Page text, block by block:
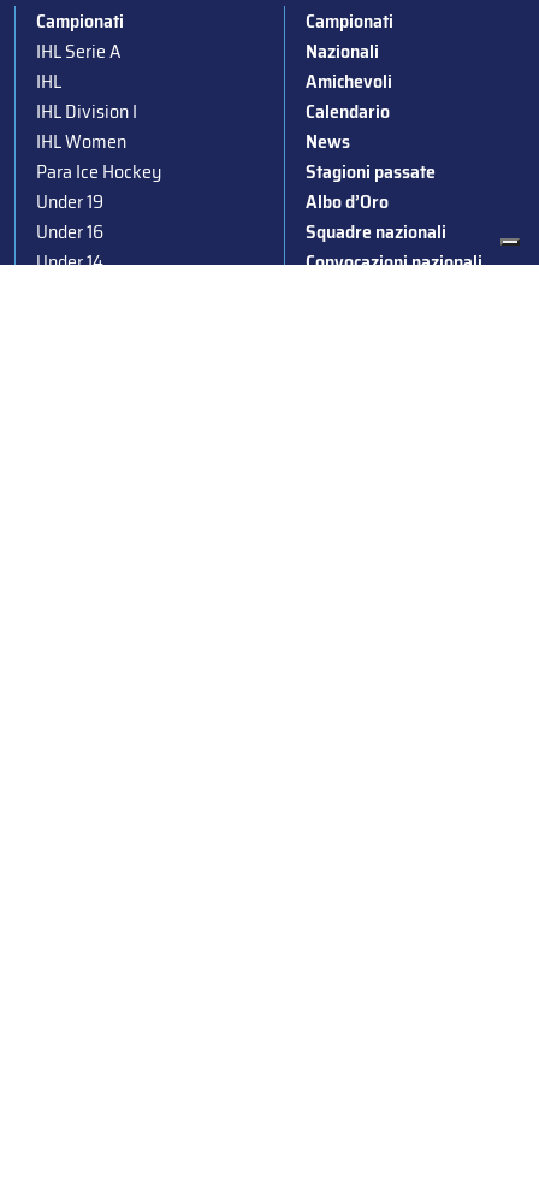
Campionati
IHL Serie A
IHL
IHL Division I
IHL Women
Para Ice Hockey
Under 19
Under 16
Under 14
Campionati
Nazionali
Amichevoli
Calendario
News
Stagioni passate
Albo d’Oro
Squadre nazionali
Convocazioni nazionali